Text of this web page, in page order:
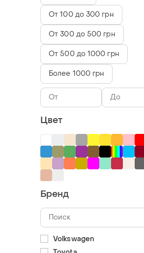
От 100 до 300 грн
От 300 до 500 грн
От 500 до 1000 грн
Более 1000 грн
Цвет
Бренд
Volkswagen